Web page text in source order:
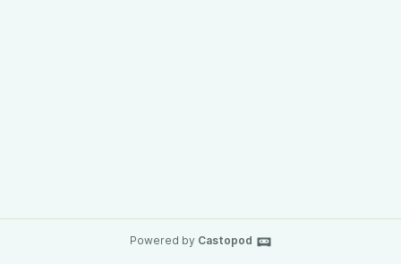
Powered by Castopod